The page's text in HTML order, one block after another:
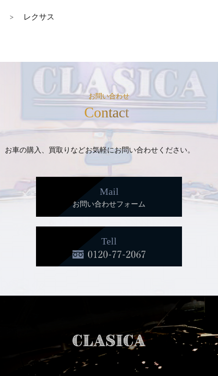
> レクサス
お問い合わせ
Contact
お車の購入、買取りなどお気軽にお問い合わせください。
Mail
お問い合わせフォーム
Tell